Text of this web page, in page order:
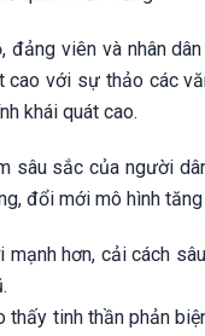
đảng viên và nhân
cao với sự thảo các
khái quát cao.
sâu sắc của người
đổi mới mô hình
hơn, cải cách
thấy tinh thần phản